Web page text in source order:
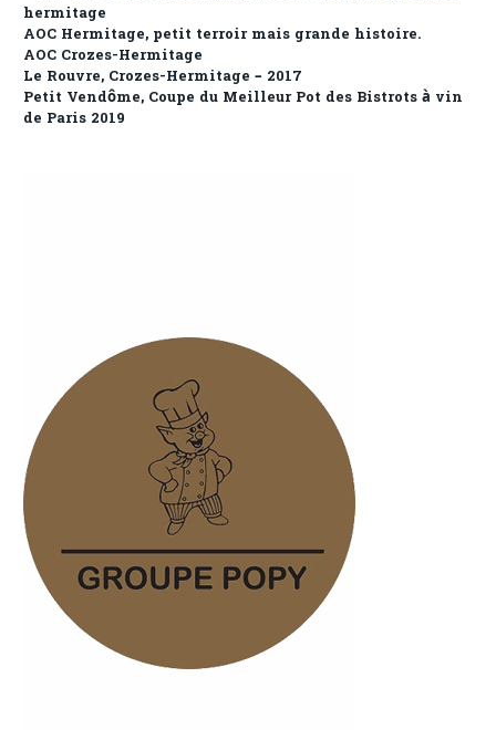
hermitage
AOC Hermitage, petit terroir mais grande histoire.
AOC Crozes-Hermitage
Le Rouvre, Crozes-Hermitage – 2017
Petit Vendôme, Coupe du Meilleur Pot des Bistrots à vin
de Paris 2019